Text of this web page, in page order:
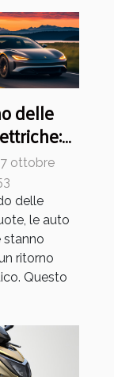
delle
per i
ottobre
delle
le auto
stanno
ritorno
Questo